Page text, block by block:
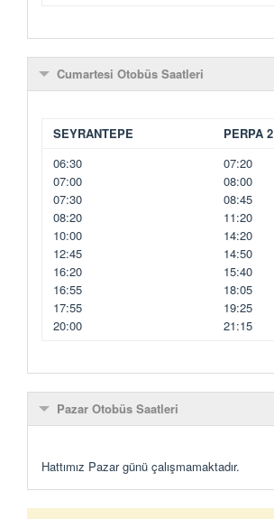
Cumartesi Otobüs Saatleri
SEYRANTEPE
PERPA 2
06:30
07:00
07:30
08:20
10:00
12:45
16:20
16:55
17:55
20:00
07:20
08:00
08:45
11:20
14:20
14:50
15:40
18:05
19:25
21:15
Pazar Otobüs Saatleri
Hattımız Pazar günü çalışmamaktadır.